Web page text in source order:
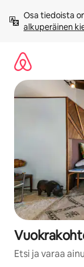
sisältö
väliin
Osa tiedoista
alkuperäinen
Etsi ja varaa